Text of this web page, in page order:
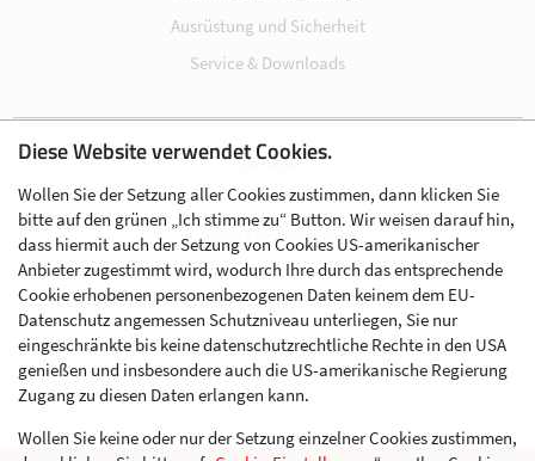
Ausrüstung und Sicherheit
Service & Downloads
Impressum
Datenschutz
Cookie-Einstellungen
AGB
Kontakt
Werben im Skibergsteigen
Diese Website verwendet Cookies.
Wollen Sie der Setzung aller Cookies zustimmen, dann klicken Sie
bitte auf den grünen „Ich stimme zu“ Button. Wir weisen darauf hin,
dass hiermit auch der Setzung von Cookies US-amerikanischer
Anbieter zugestimmt wird, wodurch Ihre durch das entsprechende
Cookie erhobenen personenbezogenen Daten keinem dem EU-
Datenschutz angemessen Schutzniveau unterliegen, Sie nur
eingeschränkte bis keine datenschutzrechtliche Rechte in den USA
genießen und insbesondere auch die US-amerikanische Regierung
Zugang zu diesen Daten erlangen kann.
Wollen Sie keine oder nur der Setzung einzelner Cookies zustimmen,